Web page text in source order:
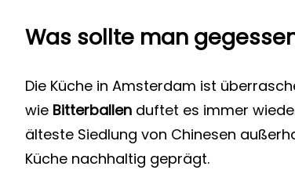
Was sollte man
Die Küche in Amsterdam ist
wie Bitterballen duftet es immer
älteste Siedlung von Chinesen
Küche nachhaltig geprägt.